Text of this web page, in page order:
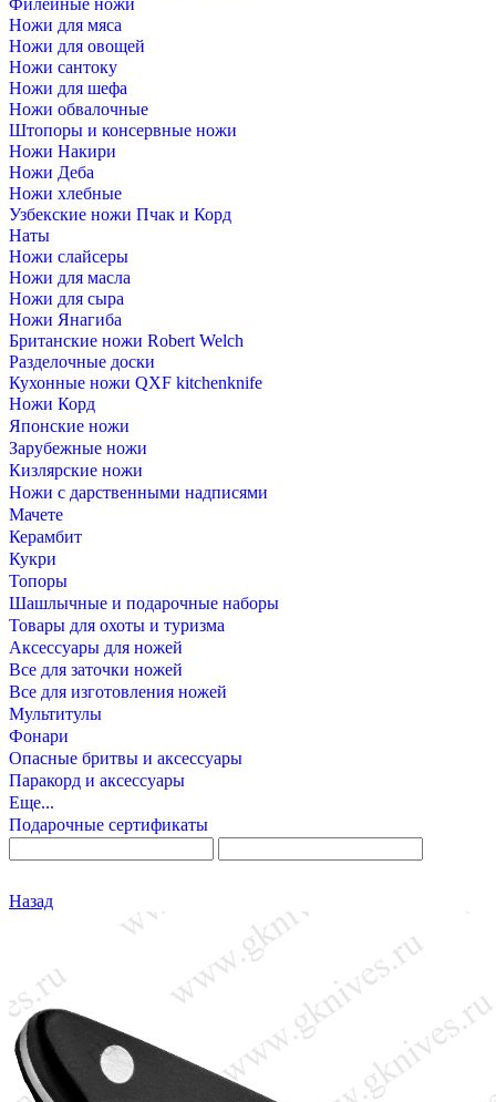
Ножи для мяса
Ножи для овощей
Ножи сантоку
Ножи для шефа
Ножи обвалочные
Штопоры и консервные ножи
Ножи Накири
Ножи Деба
Ножи хлебные
Узбекские ножи Пчак и Корд
Наты
Ножи слайсеры
Ножи для масла
Ножи для сыра
Ножи Янагиба
Британские ножи Robert Welch
Разделочные доски
Кухонные ножи QXF kitchenknife
Ножи Корд
Японские ножи
Зарубежные ножи
Кизлярские ножи
Ножи с дарственными надписями
Мачете
Керамбит
Кукри
Топоры
Шашлычные и подарочные наборы
Товары для охоты и туризма
Аксессуары для ножей
Все для заточки ножей
Все для изготовления ножей
Мультитулы
Фонари
Опасные бритвы и аксессуары
Паракорд и аксессуары
Еще...
Подарочные сертификаты
Назад